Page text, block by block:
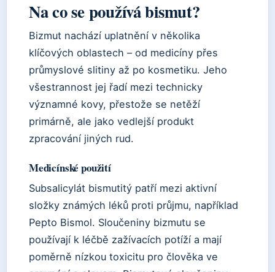
Na co se používá bismut?
Bizmut nachází uplatnění v několika
klíčových oblastech – od medicíny přes
průmyslové slitiny až po kosmetiku. Jeho
všestrannost jej řadí mezi technicky
významné kovy, přestože se netěží
primárně, ale jako vedlejší produkt
zpracování jiných rud.
Medicínské použití
Subsalicylát bismutitý patří mezi aktivní
složky známých léků proti průjmu, například
Pepto Bismol. Sloučeniny bizmutu se
používají k léčbě zažívacích potíží a mají
poměrně nízkou toxicitu pro člověka ve